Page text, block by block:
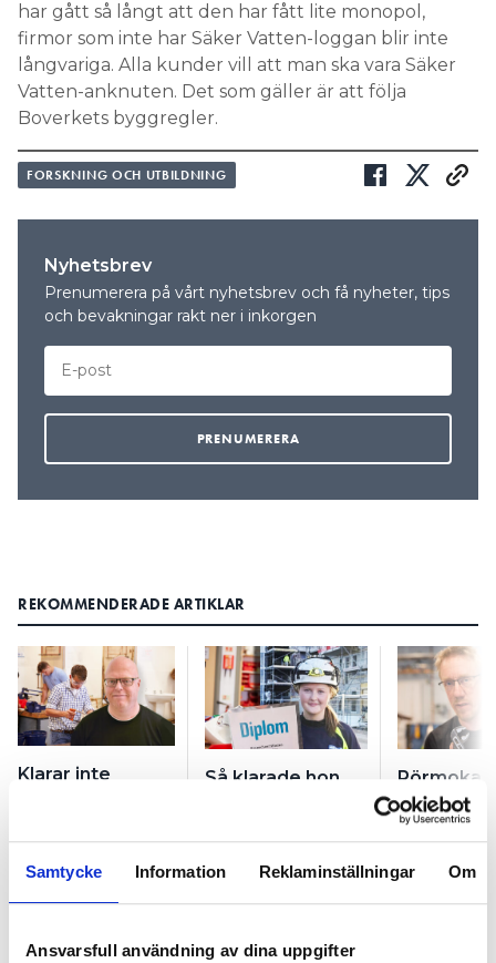
Samtycke Information Reklaminställningar Om
Ansvarsfull användning av dina uppgifter
har gått så långt att den har fått lite monopol,
firmor som inte har Säker Vatten-loggan blir inte
långvariga. Alla kunder vill att man ska vara Säker
Vatten-anknuten. Det som gäller är att följa
Boverkets byggregler.
FORSKNING OCH UTBILDNING
Nyhetsbrev
Prenumerera på vårt nyhetsbrev och få nyheter, tips
och bevakningar rakt ner i inkorgen
REKOMMENDERADE ARTIKLAR
Klarar inte
sämre
förberedda än
någonsin”
Så klarade hon
till företaget”
”Skolorna
dåliga”